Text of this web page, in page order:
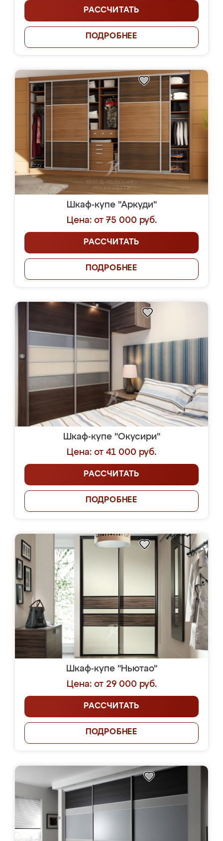
РАССЧИТАТЬ
ПОДРОБНЕЕ
Шкаф-купе "Аркуди"
Цена: от 75 000 руб.
РАССЧИТАТЬ
ПОДРОБНЕЕ
Шкаф-купе "Окусири"
Цена: от 41 000 руб.
РАССЧИТАТЬ
ПОДРОБНЕЕ
Шкаф-купе "Ньютао"
Цена: от 29 000 руб.
РАССЧИТАТЬ
ПОДРОБНЕЕ